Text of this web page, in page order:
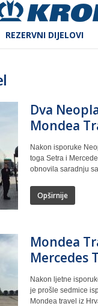
REZERVNI DIJELOVI
Dva
Mondea
Nakon isporuke
toga Setra i
obnovila saradnju
Opširnije
Mondea
Mercedes
Nakon ljetne
je prošle sedmice
Mondea travel iz